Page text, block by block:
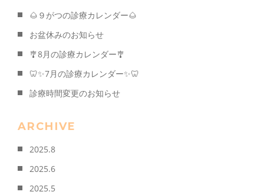
🌰９がつの診療カレンダー🌰
お盆休みのお知らせ
🎐8月の診療カレンダー🎐
🦷✨7月の診療カレンダー✨🦷
診療時間変更のお知らせ
ARCHIVE
2025.8
2025.6
2025.5